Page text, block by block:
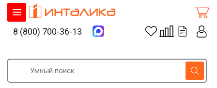
8 (800) 700-36-13